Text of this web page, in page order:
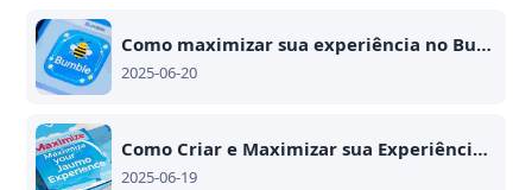
Como maximizar sua experiência no Bumble usando o VMOSCloud: dicas práticas para conexões e resultados
2025-06-20
Como Criar e Maximizar sua Experiência no Jaumo Usando Tecnologia de Nuvem
2025-06-19